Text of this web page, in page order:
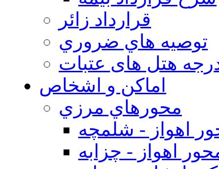
قرارداد زائر
توصيه هاي ضروري
هتل های عتبات
اماکن و اشخاص
محورهاي مرزي
اهواز - شلمچه
اهواز - چزابه